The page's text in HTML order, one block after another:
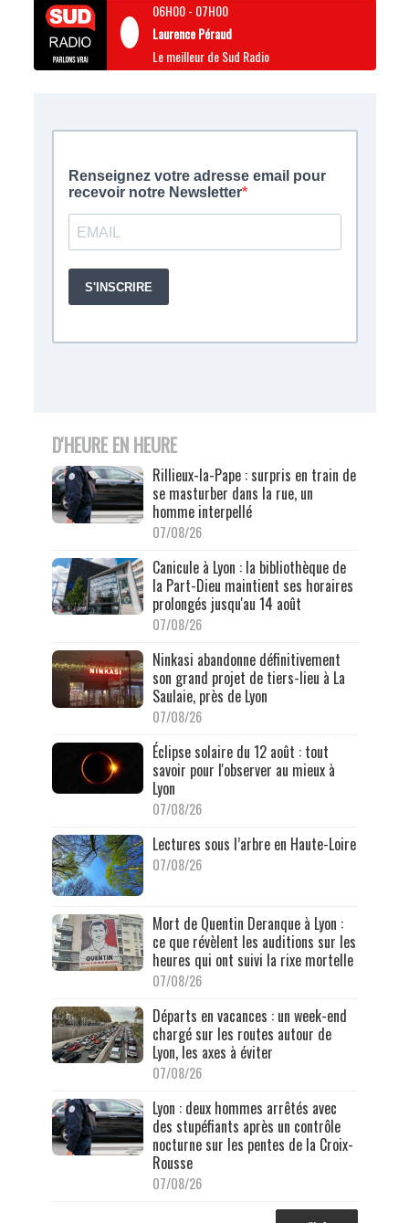
06H00- 07H00
Laurence Péraud
Le meilleur de Sud Radio
D'HEURE EN HEURE
Rillieux-la-Pape : surpris en train de
se masturber dans la rue, un
homme interpellé
07/08/26
Canicule à Lyon : la bibliothèque de
la Part-Dieu maintient ses horaires
prolongés jusqu'au 14 août
07/08/26
Ninkasi abandonne définitivement
son grand projet de tiers-lieu à La
Saulaie, près de Lyon
07/08/26
Éclipse solaire du 12 août : tout
savoir pour l'observer au mieux à
Lyon
07/08/26
Lectures sous l’arbre en Haute-Loire
07/08/26
Mort de Quentin Deranque à Lyon :
ce que révèlent les auditions sur les
heures qui ont suivi la rixe mortelle
07/08/26
Départs en vacances : un week-end
chargé sur les routes autour de
Lyon, les axes à éviter
07/08/26
Lyon : deux hommes arrêtés avec
des stupéfiants après un contrôle
nocturne sur les pentes de la Croix-
Rousse
07/08/26